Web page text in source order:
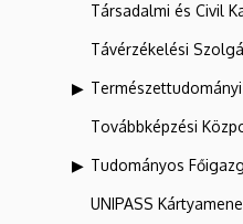
Társadalmi és Civil
Távérzékelési
Továbbképzési
Tudományos
UNIPASS